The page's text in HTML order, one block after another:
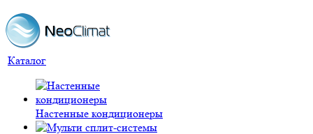
Каталог
Настенные кондиционеры